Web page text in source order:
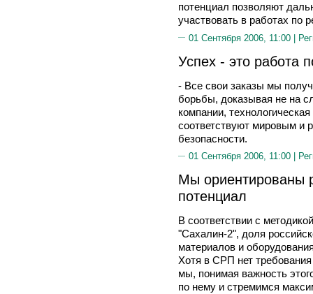
потенциал позволяют
участвовать в работах по
01 Сентября 2006, 11:00 |
Успех - это работа
- Все свои заказы мы
борьбы, доказывая не на
компании,
соответствуют мировым и
безопасности.
01 Сентября 2006, 11:00 |
Мы ориентированы
потенциал
В соответствии с
"Сахалин-2", доля
материалов и
Хотя в СРП нет
мы, понимая важность
по нему и стремимся